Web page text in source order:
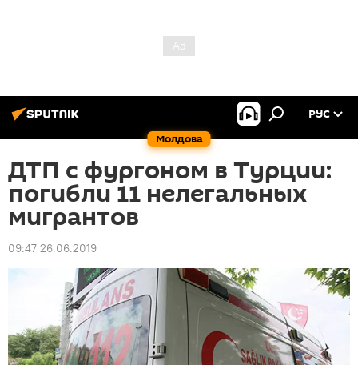
Молдова
РУС
ДТП с фургоном в Турции:
погибли 11 нелегальных
мигрантов
09:47 26.06.2019